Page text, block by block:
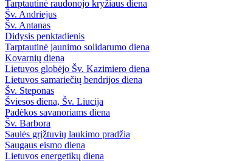
Tarptautinė raudonojo kryžiaus diena
Šv. Andriejus
Šv. Antanas
Didysis penktadienis
Tarptautinė jaunimo solidarumo diena
Kovarnių diena
Lietuvos globėjo Šv. Kazimiero diena
Lietuvos samariečių bendrijos diena
Šv. Steponas
Šviesos diena, Šv. Liucija
Padėkos savanoriams diena
Šv. Barbora
Saulės grįžtuvių laukimo pradžia
Saugaus eismo diena
Lietuvos energetikų diena